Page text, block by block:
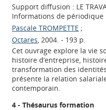
Support diffusion : LE
Informations de périodique
Pascale TROMPETTE ;
Octares, 2004. - 193 p.
Cet ouvrage explore la vie
histoire d’entreprise,
transformation des
présente la relation
contemporain.
4 - Thésaurus formation